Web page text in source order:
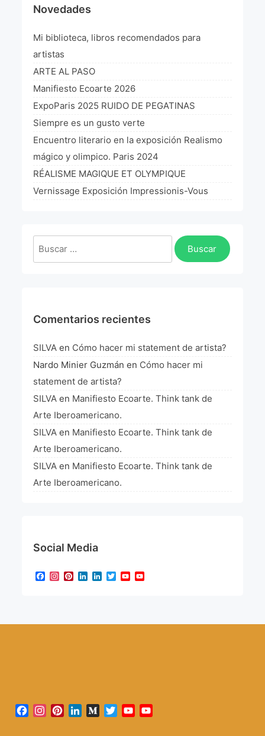
L’art Colombien à Paris 2019
L’art Latino-américain à Paris 2019
Reflecting Source. NY 2019
«Sincronías con sentido» Bogotá Colombia 2019
«Huellas trashumantes» New York 2018
Commissaire D’exposition
Manifiesto Ecoarte
Novedades
Mi biblioteca, libros recomendados para
artistas
ARTE AL PASO
Manifiesto Ecoarte 2026
ExpoParis 2025 RUIDO DE PEGATINAS
Siempre es un gusto verte
Encuentro literario en la exposición Realismo
mágico y olimpico. Paris 2024
RÉALISME MAGIQUE ET OLYMPIQUE
Vernissage Exposición Impressionis-Vous
Buscar:
Comentarios recientes
SILVA en Cómo hacer mi statement de artista?
Nardo Minier Guzmán en Cómo hacer mi
statement de artista?
SILVA en Manifiesto Ecoarte. Think tank de
Arte Iberoamericano.
SILVA en Manifiesto Ecoarte. Think tank de
Arte Iberoamericano.
SILVA en Manifiesto Ecoarte. Think tank de
Arte Iberoamericano.
Social Media
Facebook
Instagram
Pinterest
LinkedIn
LinkedIn
TwitterYouTube
Facebook
Instagram
PinterestLinkedInMediumTwitterYouTube